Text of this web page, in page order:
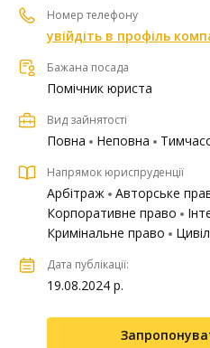
Номер телефону
увійдіть в профіль
Бажана посада
Помічник юриста
Вид зайнятості
Повна Неповна
Напрямок юриспруденції
Арбітраж Авторське
Корпоративне право
Кримінальне право
Дата публікації:
19.08.2024 р.